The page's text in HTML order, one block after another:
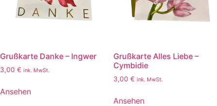
Grußkarte Danke – Ingwer
3,00 € ink. MwSt.
Ansehen
Grußkarte Alles Liebe –
Cymbidie
3,00 € ink. MwSt.
Ansehen